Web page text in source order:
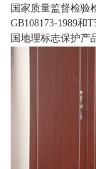
国家质量监督检验
GB108173-1989和
国地理标志保护产